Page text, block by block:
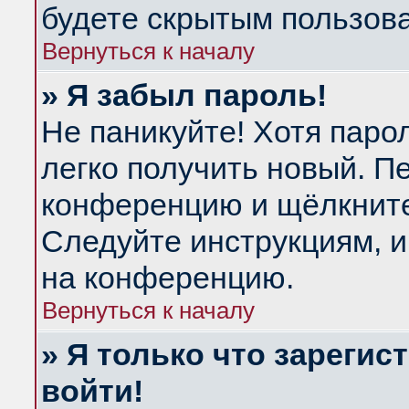
будете скрытым
Вернуться к началу
» Я забыл пароль!
Не паникуйте! Хотя
легко получить новый.
конференцию и
Следуйте инструкциям,
на конференцию.
Вернуться к началу
» Я только что
войти!